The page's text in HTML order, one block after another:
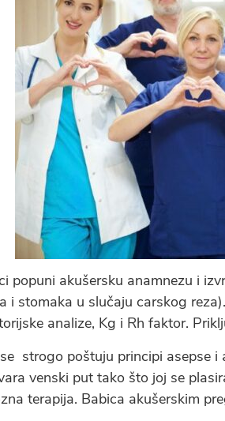
popuni akušersku anamnezu i
i stomaka u slučaju carskog
analize, Kg i Rh faktor.
strogo poštuju principi asepse i
venski put tako što joj se
terapija. Babica akušerskim